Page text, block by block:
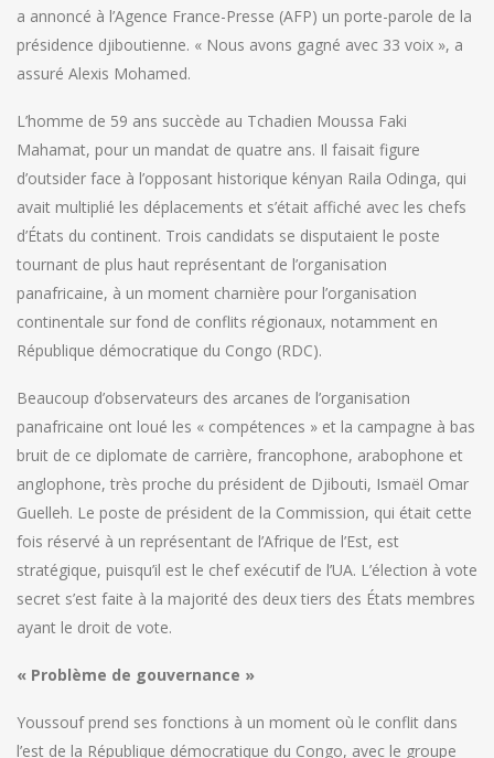
a annoncé à l’Agence France-Presse (AFP) un porte-parole de la
présidence djiboutienne. « Nous avons gagné avec 33 voix », a
assuré Alexis Mohamed.
L’homme de 59 ans succède au Tchadien Moussa Faki
Mahamat, pour un mandat de quatre ans. Il faisait figure
d’outsider face à l’opposant historique kényan Raila Odinga, qui
avait multiplié les déplacements et s’était affiché avec les chefs
d’États du continent. Trois candidats se disputaient le poste
tournant de plus haut représentant de l’organisation
panafricaine, à un moment charnière pour l’organisation
continentale sur fond de conflits régionaux, notamment en
République démocratique du Congo (RDC).
Beaucoup d’observateurs des arcanes de l’organisation
panafricaine ont loué les « compétences » et la campagne à bas
bruit de ce diplomate de carrière, francophone, arabophone et
anglophone, très proche du président de Djibouti, Ismaël Omar
Guelleh. Le poste de président de la Commission, qui était cette
fois réservé à un représentant de l’Afrique de l’Est, est
stratégique, puisqu’il est le chef exécutif de l’UA. L’élection à vote
secret s’est faite à la majorité des deux tiers des États membres
ayant le droit de vote.
« Problème de gouvernance »
Youssouf prend ses fonctions à un moment où le conflit dans
l’est de la République démocratique du Congo, avec le groupe